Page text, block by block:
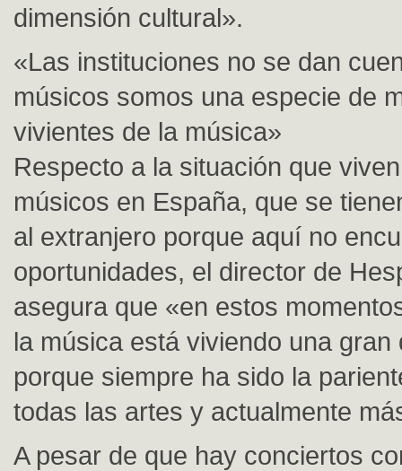
dimensión cultural».
«Las instituciones no se dan
músicos somos una especie de
vivientes de la música»
Respecto a la situación que
músicos en España, que se
al extranjero porque aquí no
oportunidades, el director de
asegura que «en estos
la música está viviendo una gran
porque siempre ha sido la
todas las artes y actualmente
A pesar de que hay conciertos